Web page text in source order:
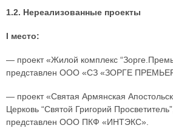
1.2. Нереализованные проекты
I место:
— проект «Жилой комплекс
представлен ООО «СЗ «ЗОРГЕ
— проект «Святая Армянская
Церковь “Святой Григорий
представлен ООО ПКФ «ИНТЭКС».